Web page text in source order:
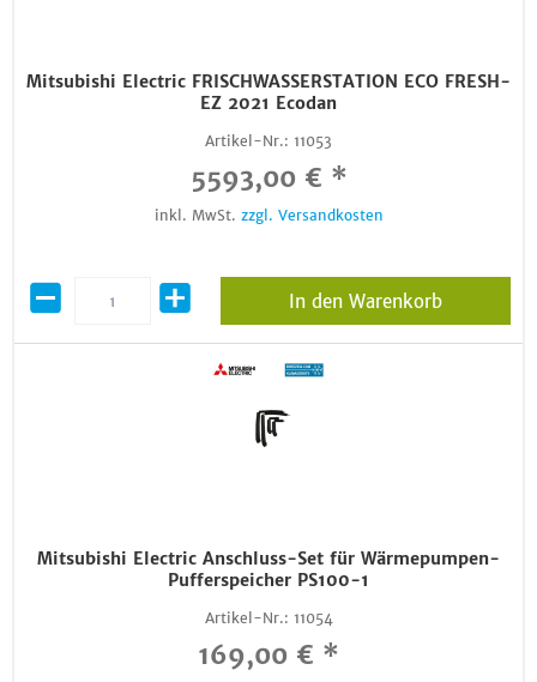
Mitsubishi Electric FRISCHWASSERSTATION ECO FRESH-
EZ 2021 Ecodan
Artikel-Nr.: 11053
5593,00 € *
inkl. MwSt. zzgl. Versandkosten
In den Warenkorb
Mitsubishi Electric Anschluss-Set für Wärmepumpen-
Pufferspeicher PS100-1
Artikel-Nr.: 11054
169,00 € *